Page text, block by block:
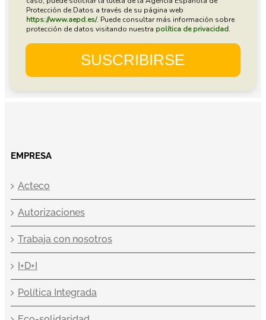
EMPRESA
Acteco
Autorizaciones
Trabaja con nosotros
I+D+I
Política Integrada